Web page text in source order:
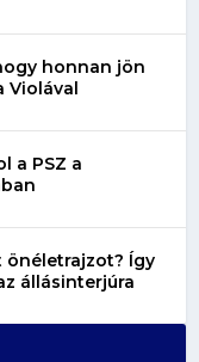
honnan jön
Violával
a PSZ a
önéletrajzot? Így
állásinterjúra